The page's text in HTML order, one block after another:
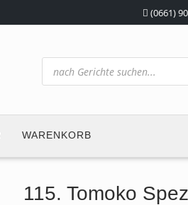
(0661)
Products
search
WARENKORB
115. Tomoko